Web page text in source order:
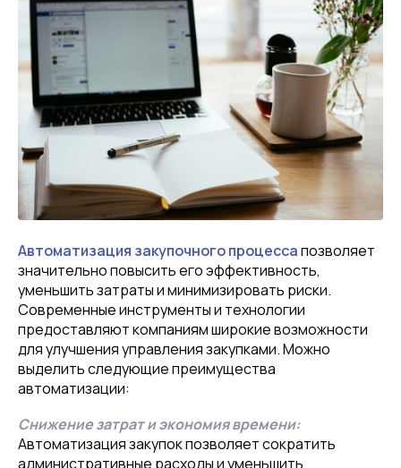
Автоматизация закупочного процессапозволяет
значительно повысить его эффективность,
уменьшить затраты и минимизировать риски.
Современные инструменты и технологии
предоставляют компаниям широкие возможности
для улучшения управления закупками. Можно
выделить следующие преимущества
автоматизации:
Снижение затрат и экономия времени:
Автоматизация закупок позволяет сократить
административные расходы и уменьшить